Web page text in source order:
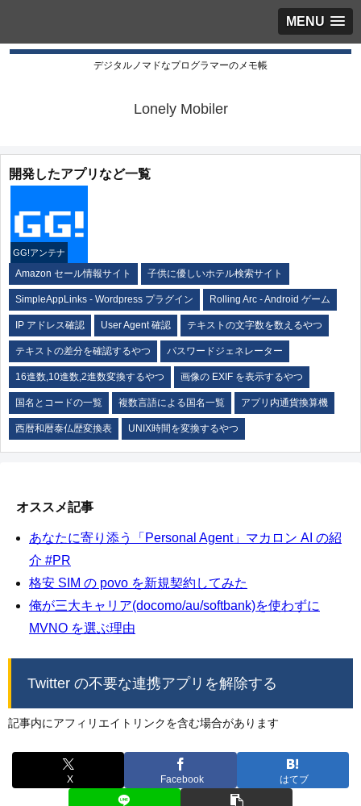
MENU
デジタルノマドなプログラマーのメモ帳
Lonely Mobiler
開発したアプリなど一覧
GG!アンテナ
Amazon セール情報サイト 子供に優しいホテル検索サイト
SimpleAppLinks - Wordpress プラグイン Rolling Arc - Android ゲーム
IP アドレス確認 User Agent 確認 テキストの文字数を数えるやつ
テキストの差分を確認するやつ パスワードジェネレーター
16進数,10進数,2進数変換するやつ 画像の EXIF を表示するやつ
国名とコードの一覧 複数言語による国名一覧 アプリ内通貨換算機
西暦和暦泰仏歴変換表 UNIX時間を変換するやつ
オススメ記事
あなたに寄り添う「Personal Agent」マカロン AI の紹
介 #PR
格安 SIM の povo を新規契約してみた
俺が三大キャリア(docomo/au/softbank)を使わずに
MVNO を選ぶ理由
Twitter の不要な連携アプリを解除する
記事内にアフィリエイトリンクを含む場合があります
X Facebook はてブ